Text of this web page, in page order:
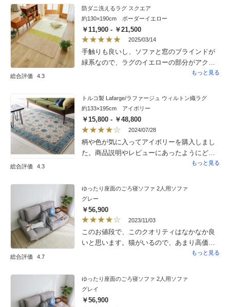
おしゃれ、数年前購入のものも全く壊れるこ
となく現役で使えているのも素晴らしいで
す。総合的にかなりお気に入りなので、ずっ
と販売続けて欲しいです。
ありませんが、ごろ寝するには、ちょうどい
い硬さです。夜もそのまま寝れそうな感じで
す。奥行きもあるので、足をおろさないで
も、座れます。生地も高級もあり、長年使え
そうです。組み立ては、高齢の女性1人で30分
もかからず簡単に出来ました。何が一番大変
だったかというと、ダンボールの処理でし
総合評価 4.3
防ダニ洗えるラグ スクエア
約130×190cm ボーダーイエロー
￥11,900 - ￥21,500
2025/03/14
手触りも良いし、ソファと窓のブラインドが
緑系なので、ラグのイエローの部分がアクセ
ントになり、リビング全体も明るくなってと
もっと見る
総合評価 4.3
トルコ製 Lafarge/ラファージュ ウィルトン織ラグ
約133×195cm アイボリー
￥15,800 - ￥48,800
2024/07/28
柄や色が気に入ってアイボリーを購入しまし
た。商品説明やレビューにあったようにどち
らかと言うとグレーです。光の具合や角度に
度やカッティング加工はとても良いです。触
り心地も良く遊び毛はほとんどありません。
ホットカーペットカバーにしたかったので、
もう少し薄い方が良かったですが、よれたり
めくれたりしないのでこのくらいの厚さで良
かったのかもしれません。まあ、冬になって
どのくらい暖まるか不明ですが。リビングの
もっと見る
総合評価 4.7
ゆったり座面のごろ寝ソファ 2人用ソファ
グレー
￥56,900
2023/11/03
このお値段で、このクオリティはなかなか良
いと思います。猫がいるので、あまり高価な
モノを買う勇気が出ませんでした。爪もそれ
のでマッタリできます。注文してから届くま
で、1ヶ月以上先の予定でしたが、2週間ほど
早くなり、ありがたかったです。
もっと見る
ゆったり座面のごろ寝ソファ 2人用ソファ
グレイ
￥56,900